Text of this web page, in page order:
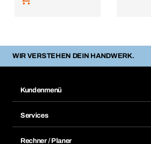
WIR VERSTEHEN DEIN HANDWERK.
Kundenmenü
Rechnungen
Services
Rechner / Planer